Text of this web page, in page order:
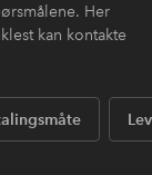
Her
kan kontakte